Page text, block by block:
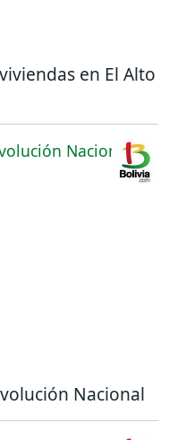
en El Alto
Nacional